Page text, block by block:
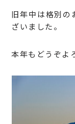
旧年中は格別
ざいました。
本年もどうぞよ